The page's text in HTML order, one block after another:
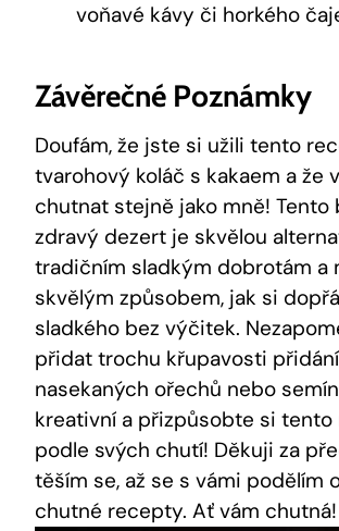
voňavé kávy či horkého
Závěrečné Poznámky
Doufám, že jste si užili‍ tento
tvarohový koláč s⁢ kakaem a ⁤že⁢
chutnat stejně ‍jako mně! Tento
zdravý dezert je ​skvělou
tradičním sladkým dobrotám ⁢a
skvělým způsobem, jak si
sladkého bez výčitek.
přidat trochu křupavosti
nasekaných ořechů nebo
kreativní⁢ a přizpůsobte si⁢
⁤podle ​svých chutí!⁤ Děkuji ⁤za⁤
těším se,⁣ až se s ⁣vámi podělím
⁣chutné ‌recepty. Ať ⁤vám‍ chutná!